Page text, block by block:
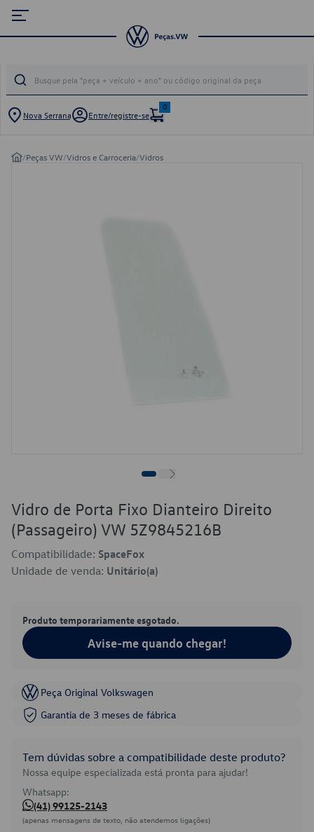
Nova Serrana Entre/registre-se
0
/Peças VW/Vidros e Carroceria/Vidros
Vidro de Porta Fixo Dianteiro Direito
(Passageiro) VW 5Z9845216B
Compatibilidade: SpaceFox
Unidade de venda: Unitário(a)
Produto temporariamente esgotado.
Avise-me quando chegar!
Peça Original Volkswagen
Garantia de 3 meses de fábrica
Tem dúvidas sobre a compatibilidade deste produto?
Nossa equipe especializada está pronta para ajudar!
Whatsapp:
(41) 99125-2143
(apenas mensagens de texto, não atendemos ligações)